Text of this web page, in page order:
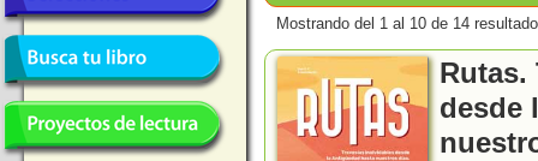
Mostrando del 1 al 10 de 14
desde